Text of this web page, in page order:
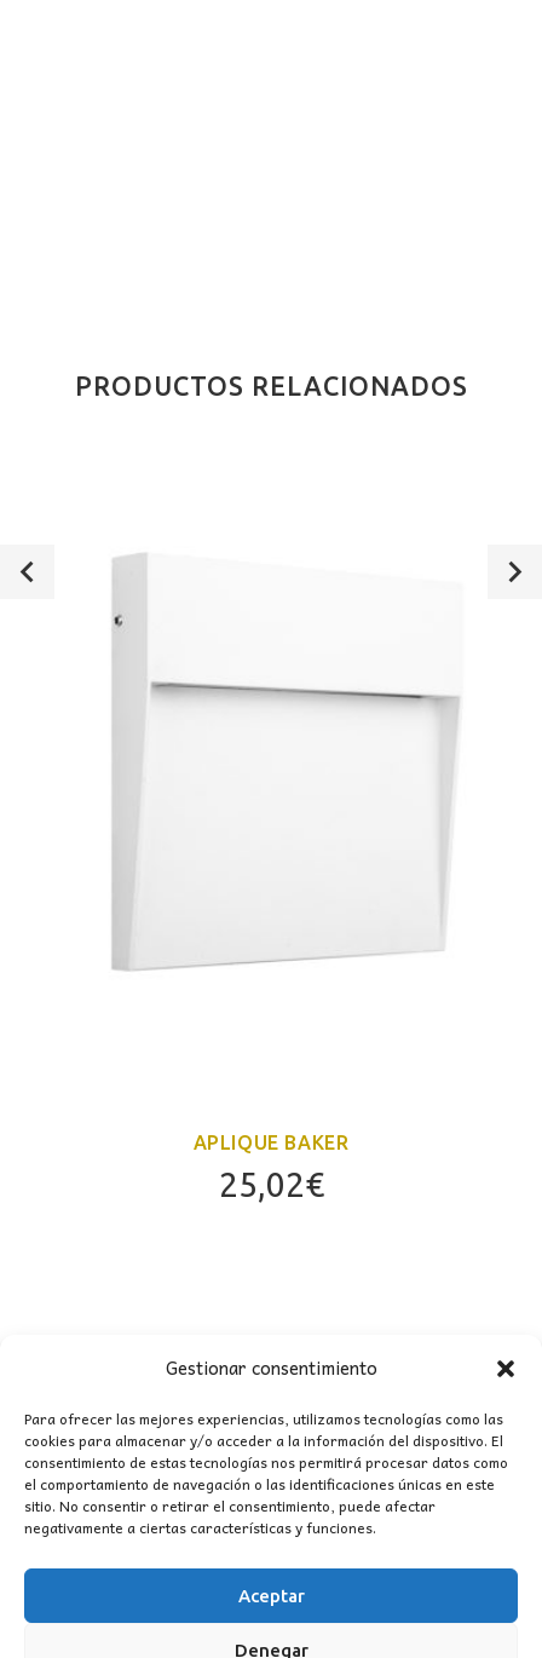
Gestionar consentimiento
Para ofrecer las mejores experiencias, utilizamos tecnologías como las
cookies para almacenar y/o acceder a la información del dispositivo. El
consentimiento de estas tecnologías nos permitirá procesar datos como
el comportamiento de navegación o las identificaciones únicas en este
sitio. No consentir o retirar el consentimiento, puede afectar
negativamente a ciertas características y funciones.
Aceptar
Denegar
PRODUCTOS RELACIONADOS
APLIQUE BAKER
25,02€
CONTACTO
MI CUENTA